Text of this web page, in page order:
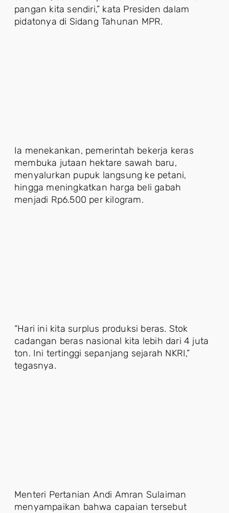
pangan kita sendiri,” kata Presiden dalam
pidatonya di Sidang Tahunan MPR.
Ia menekankan, pemerintah bekerja keras
membuka jutaan hektare sawah baru,
menyalurkan pupuk langsung ke petani,
hingga meningkatkan harga beli gabah
menjadi Rp6.500 per kilogram.
“Hari ini kita surplus produksi beras. Stok
cadangan beras nasional kita lebih dari 4 juta
ton. Ini tertinggi sepanjang sejarah NKRI,”
tegasnya.
Menteri Pertanian Andi Amran Sulaiman
menyampaikan bahwa capaian tersebut